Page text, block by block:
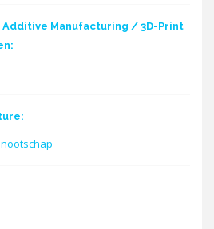
Manufacturing / 3D-Print